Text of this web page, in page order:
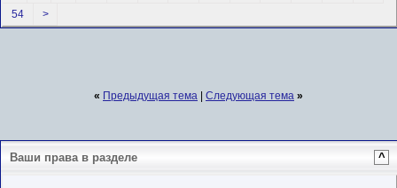
54
>
« Предыдущая тема | Следующая тема »
Ваши права в разделе ^